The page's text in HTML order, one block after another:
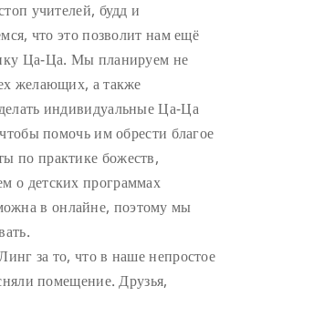
учителей, будд и
что это позволит нам ещё
Ца-Ца. Мы планируем не
желающих, а также
индивидуальные Ца-Ца
помочь им обрести благое
по практике божеств,
о детских программах
в онлайне, поэтому мы
за то, что в наше непростое
помещение. Друзья,